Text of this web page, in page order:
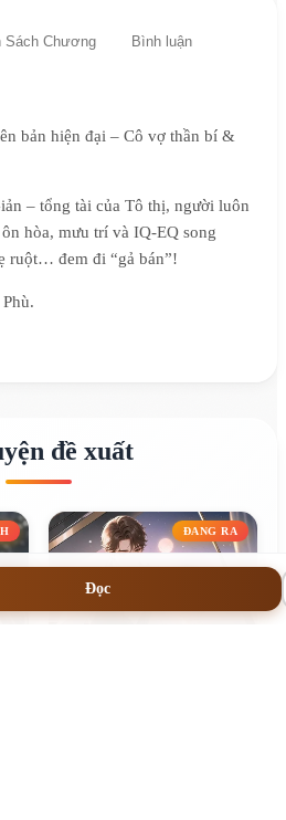
Đọc
Sách Chương Bình luận
bản hiện đại – Cô vợ thần bí &
– tổng tài của Tô thị, người luôn
hòa, mưu trí và IQ-EQ song
ruột… đem đi “gả bán”!
đề xuất
ĐANG RA